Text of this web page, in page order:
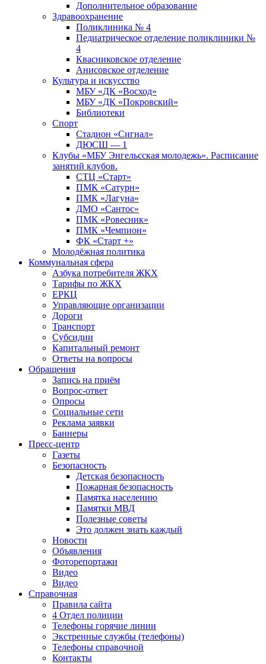
Дополнительное образование
Здравоохранение
Поликлиника № 4
Педиатрическое отделение поликлиники №
4
Квасниковское отделение
Анисовское отделение
Культура и искусство
МБУ «ДК «Восход»
МБУ «ДК «Покровский»
Библиотеки
Спорт
Стадион «Сигнал»
ДЮСШ — 1
Клубы «МБУ Энгельсская молодежь». Расписание
занятий клубов.
СТЦ «Старт»
ПМК «Сатурн»
ПМК «Лагуна»
ДМО «Сантос»
ПМК «Ровесник»
ПМК «Чемпион»
ФК «Старт +»
Молодёжная политика
Коммунальная сфера
Азбука потребителя ЖКХ
Тарифы по ЖКХ
ЕРКЦ
Управляющие организации
Дороги
Транспорт
Субсидии
Капитальный ремонт
Ответы на вопросы
Обращения
Запись на приём
Вопрос-ответ
Опросы
Социальные сети
Реклама заявки
Баннеры
Пресс-центр
Газеты
Безопасность
Детская безопасность
Пожарная безопасность
Памятка населению
Памятки МВД
Полезные советы
Это должен знать каждый
Новости
Объявления
Фоторепортажи
Видео
Видео
Справочная
Правила сайта
4 Отдел полиции
Телефоны горячие линии
Экстренные службы (телефоны)
Телефоны справочной
Контакты